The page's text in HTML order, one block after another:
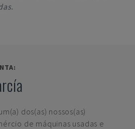
dos(as) nossos(as)
de máquinas usadas e